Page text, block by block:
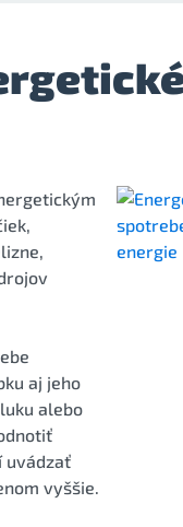
aj jeho
alebo
uvádzať
vyššie.